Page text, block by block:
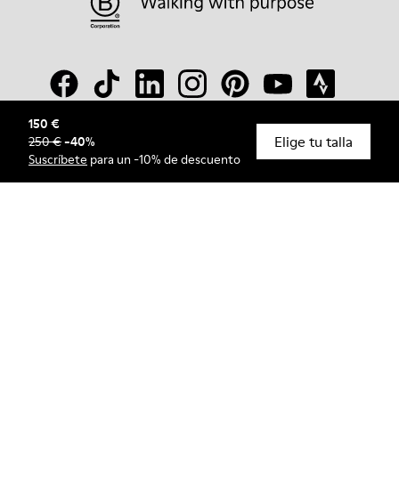
150 €
250 €-40%
Suscríbete para un -10% de descuento
Elige tu talla
© Camper, 2026